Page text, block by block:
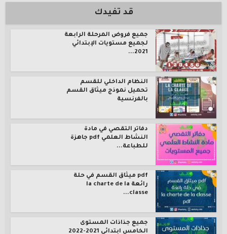
قد تفيدك
جميع فروض المرحلة الرابعة
لجميع مستويات الإبتدائي
2021...
النظام الداخلي للقسم
تحميل نموذج ميثاق القسم
بالفرنسية
دفاتر التقصي في مادة
النشاط العلمي pdf جاهزة
للطباعة...
pdf ميثاق القسم في حلة
رائعة la charte de la
classe...
جميع جذاذات المستوى
الخامس ابتدائي 2021-2022